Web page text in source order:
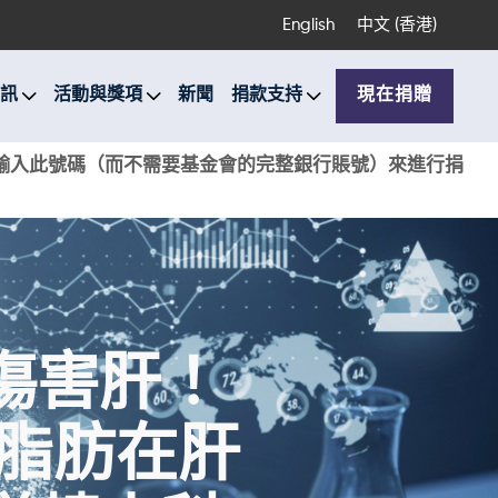
English 中文 (香港)
活動與獎項 新聞 捐款支持 現在捐贈
入此號碼（而不需要基金會的完整銀行賬號）來進行捐
害肝！
肪在肝